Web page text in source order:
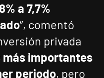
a 7,7%
”, comentó
privada
más importantes
periodo, pero